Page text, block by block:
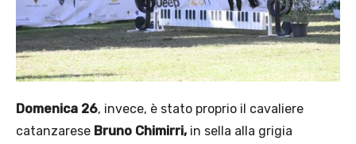
Domenica 26, invece, è stato proprio il cavaliere
catanzarese Bruno Chimirri, in sella alla grigia